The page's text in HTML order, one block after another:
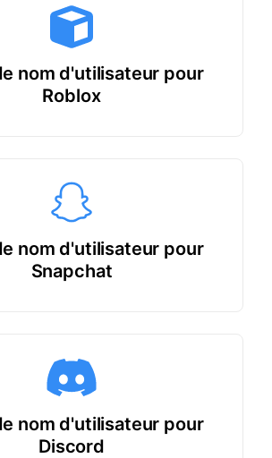
nom d'utilisateur pour
Roblox
nom d'utilisateur pour
Snapchat
nom d'utilisateur pour
Discord